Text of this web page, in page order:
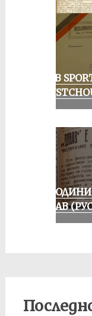
CLUB
70
ДУНАВ